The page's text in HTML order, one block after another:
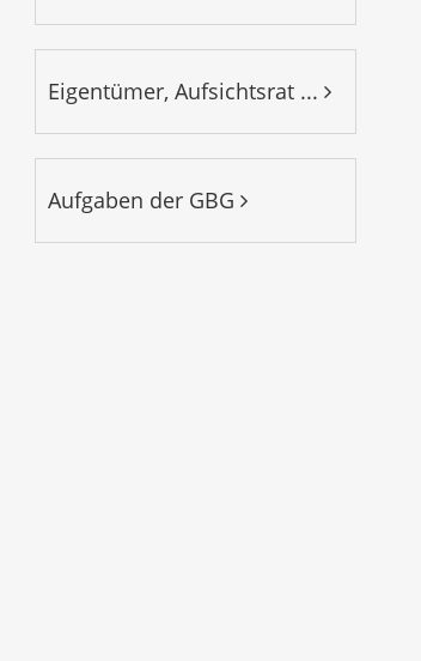
Eigentümer, Aufsichtsrat ...
Aufgaben der GBG